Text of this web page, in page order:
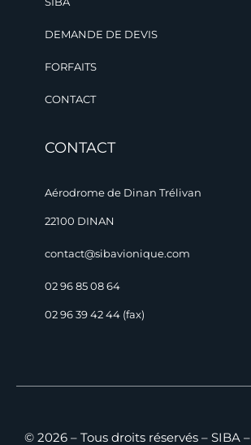
DEMANDE DE DEVIS
FORFAITS
CONTACT
CONTACT
Aérodrome de Dinan Trélivan
22100 DINAN
contact@sibavionique.com
02 96 85 08 64
02 96 39 42 44 (fax)
© 2026 – Tous droits réservés – SIBA –